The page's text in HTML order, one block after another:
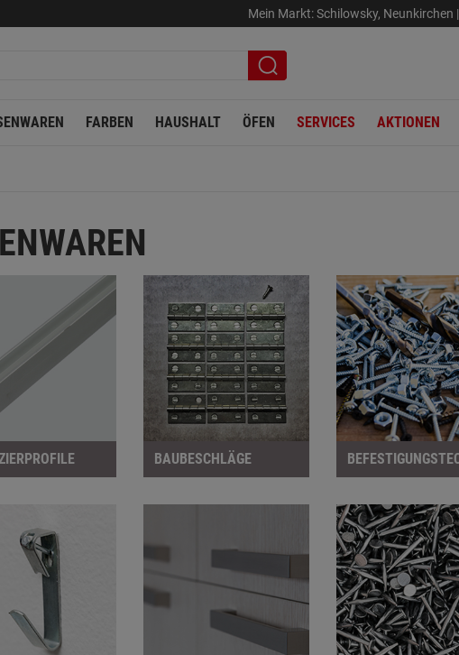
Mein Markt:Schilowsky, Neunkirchen |
FARBEN HAUSHALT ÖFEN SERVICES AKTIONEN
BAUBESCHLÄGE